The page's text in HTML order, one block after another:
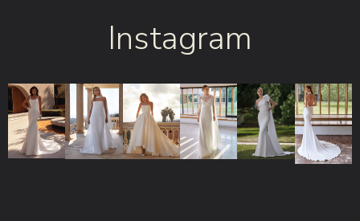
Instagram